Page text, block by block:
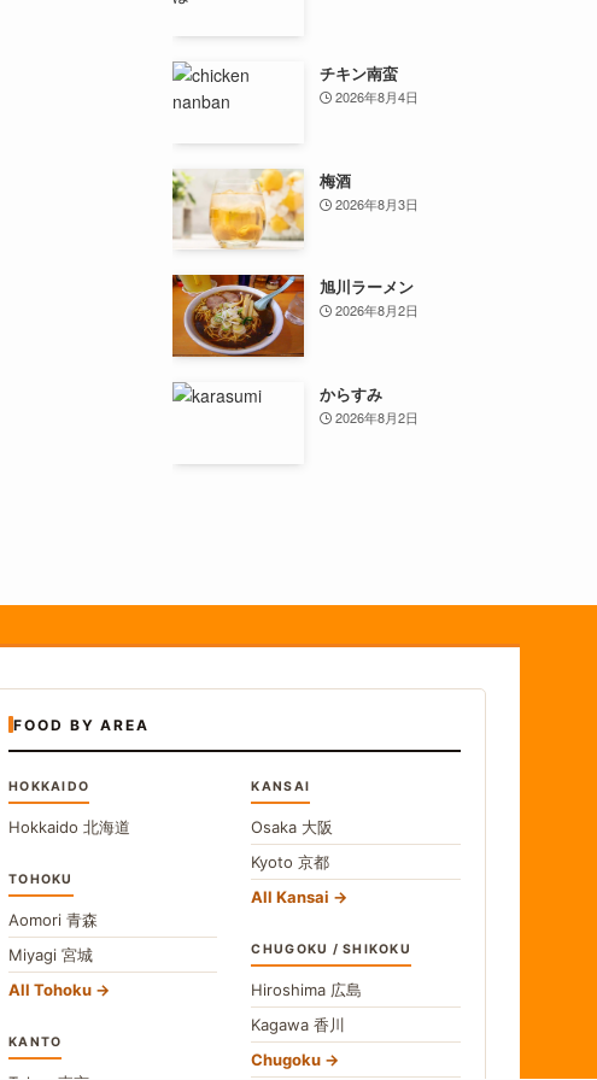
チキン南蛮
2026年8月4日
梅酒
2026年8月3日
旭川ラーメン
2026年8月2日
からすみ
2026年8月2日
FOOD BY AREA
HOKKAIDO
Hokkaido 北海道
TOHOKU
Aomori 青森
Miyagi 宮城
All Tohoku
KANTO
KANSAI
Osaka 大阪
Kyoto京都
All Kansai
CHUGOKU / SHIKOKU
Hiroshima 広島
Kagawa香川
Chugoku